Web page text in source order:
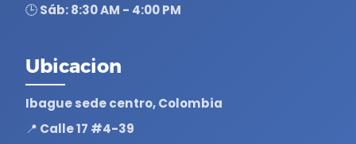
🕒 Sáb: 8:30 AM - 4:00 PM
Ubicacion
Ibague sede centro, Colombia
📍 Calle 17 #4-39